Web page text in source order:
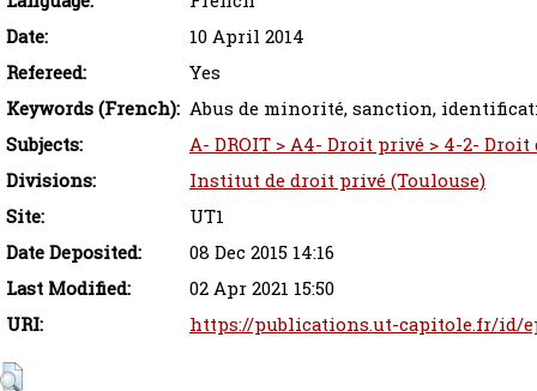
Date:
10 April 2014
Refereed:
Yes
Keywords (French): Abus de minorité, sanction,
Subjects:
A- DROIT > A4- Droit privé > 4-2-
Divisions:
Institut de droit privé (Toulouse)
Site:
UT1
Date Deposited:
08 Dec 2015 14:16
Last Modified:
02 Apr 2021 15:50
URI:
https://publications.ut-capitole.fr/id/